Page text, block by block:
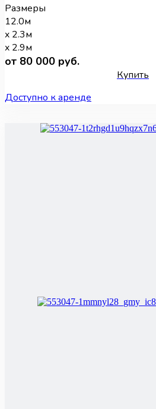
Размеры
12.0м
x 2.3м
x 2.9м
от 80 000 руб.
Купить
Доступно к аренде